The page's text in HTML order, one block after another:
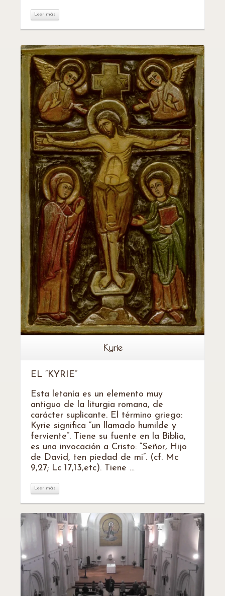
Leer más
Leer más
Kyrie
EL “KYRIE”
Esta letanía es un elemento muy
antiguo de la liturgia romana, de
carácter suplicante. El término griego:
Kyrie significa “un llamado humilde y
ferviente”. Tiene su fuente en la Biblia,
es una invocación a Cristo: “Señor, Hijo
de David, ten piedad de mi”. (cf. Mc
9,27; Lc 17,13,etc). Tiene …
Leer más
Leer más